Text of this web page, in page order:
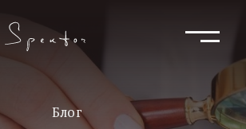
Блог